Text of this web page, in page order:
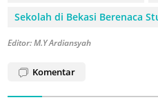
Sekolah di Bekasi Berenaca
Editor: M.Y Ardiansyah
Komentar